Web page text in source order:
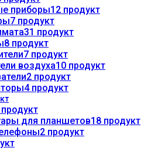
приборы12 продукт
7 продукт
31 продукт
8 продукт
7 продукт
воздуха10 продукт
2 продукт
4 продукт
для планшетов18 продукт
2 продукт